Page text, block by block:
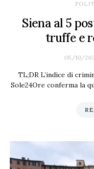
Siena al 5
truffe e
05/10/
TL;DR L’indice di
Sole24Ore conferma la